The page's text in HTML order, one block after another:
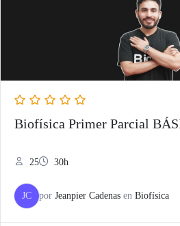
Biofísica Primer Parcial
25 30h
JC por Jeanpier Cadenas en Biofísica